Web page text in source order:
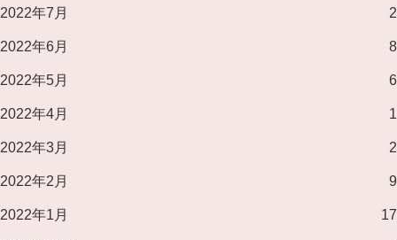
2022年7月 2
2022年6月 8
2022年5月 6
2022年4月 1
2022年3月 2
2022年2月 9
2022年1月 17